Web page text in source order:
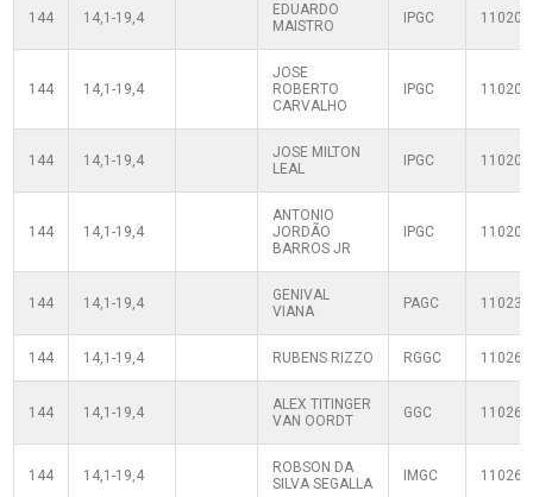
144 14,1-19,4
EDUARDO
MAISTRO
IPGC
144 14,1-19,4
JOSE
ROBERTO
CARVALHO
IPGC
144 14,1-19,4
JOSE MILTON
LEAL
IPGC
144 14,1-19,4
ANTONIO
JORDÃO
BARROS JR
IPGC
144 14,1-19,4
GENIVAL
VIANA
PAGC
144 14,1-19,4 RUBENS RIZZO RGGC
144 14,1-19,4
ALEX TITINGER
VAN OORDT
GGC
144 14,1-19,4
ROBSON DA
SILVA SEGALLA
IMGC